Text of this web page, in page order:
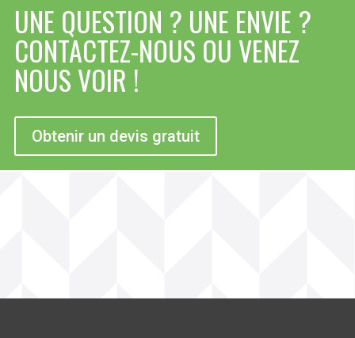
UNE QUESTION ? UNE ENVIE ?
CONTACTEZ-NOUS OU VENEZ
NOUS VOIR !
Obtenir un devis gratuit